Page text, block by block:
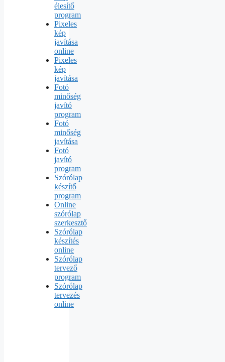
élesítő
program
Pixeles
kép
javítása
online
Pixeles
kép
javítása
Fotó
minőség
javító
program
Fotó
minőség
javítása
Fotó
javító
program
Szórólap
készítő
program
Online
szórólap
szerkesztő
Szórólap
készítés
online
Szórólap
tervező
program
Szórólap
tervezés
online